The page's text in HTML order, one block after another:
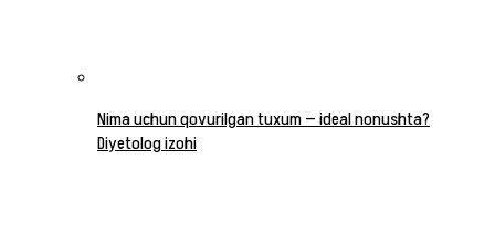
Nima uchun qovurilgan tuxum — ideal nonushta?
Diyetolog izohi